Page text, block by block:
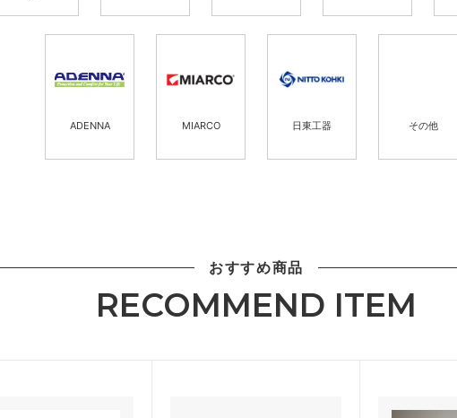
ADENNA MIARCO 日東工器 その他
おすすめ商品
RECOMMEND ITEM